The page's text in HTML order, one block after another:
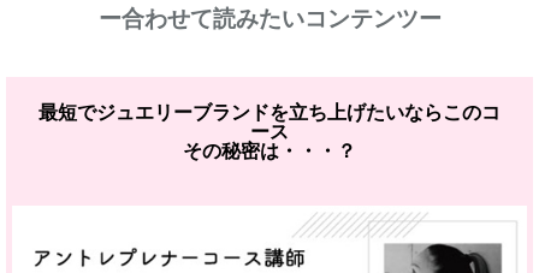
ー合わせて読みたいコンテンツー
最短でジュエリーブランドを立ち上げたいならこのコ
ース
その秘密は・・・？